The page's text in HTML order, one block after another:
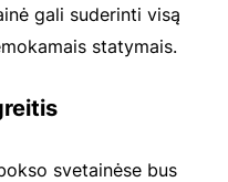
gali suderinti visą
statymais.
svetainėse bus